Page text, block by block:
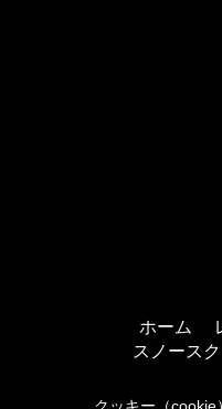
ホーム
スノース